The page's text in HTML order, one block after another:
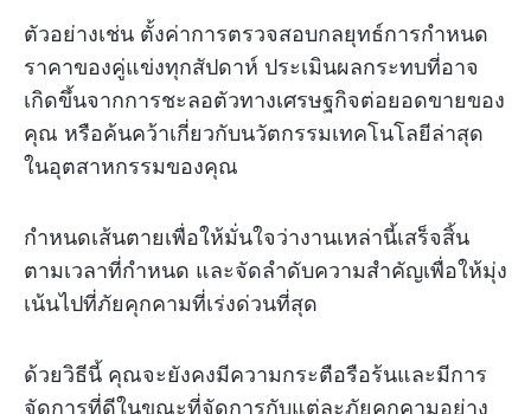
ตัวอย่างเช่น ตั้งค่าการตรวจสอบกลยุทธ์การกำหนด
ราคาของคู่แข่งทุกสัปดาห์ ประเมินผลกระทบที่อาจ
เกิดขึ้นจากการชะลอตัวทางเศรษฐกิจต่อยอดขายของ
คุณ หรือค้นคว้าเกี่ยวกับนวัตกรรมเทคโนโลยีล่าสุด
ในอุตสาหกรรมของคุณ
กำหนดเส้นตายเพื่อให้มั่นใจว่างานเหล่านี้เสร็จสิ้น
ตามเวลาที่กำหนด และจัดลำดับความสำคัญเพื่อให้มุ่ง
เน้นไปที่ภัยคุกคามที่เร่งด่วนที่สุด
ด้วยวิธีนี้ คุณจะยังคงมีความกระตือรือร้นและมีการ
จัดการที่ดีในขณะที่จัดการกับแต่ละภัยคุกคามอย่าง